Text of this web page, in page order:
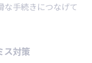
な手続きにつなげて
ス対策